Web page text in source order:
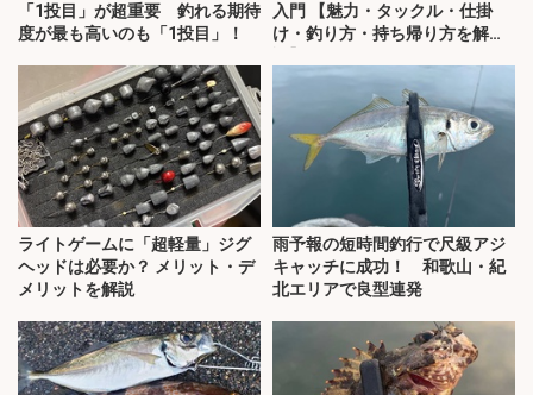
「1投目」が超重要 釣れる期待
度が最も高いのも「1投目」！
入門 【魅力・タックル・仕掛
け・釣り方・持ち帰り方を解
ライトゲームに「超軽量」ジグ
ヘッドは必要か？ メリット・デ
メリットを解説
雨予報の短時間釣行で尺級アジ
キャッチに成功！ 和歌山・紀
北エリアで良型連発